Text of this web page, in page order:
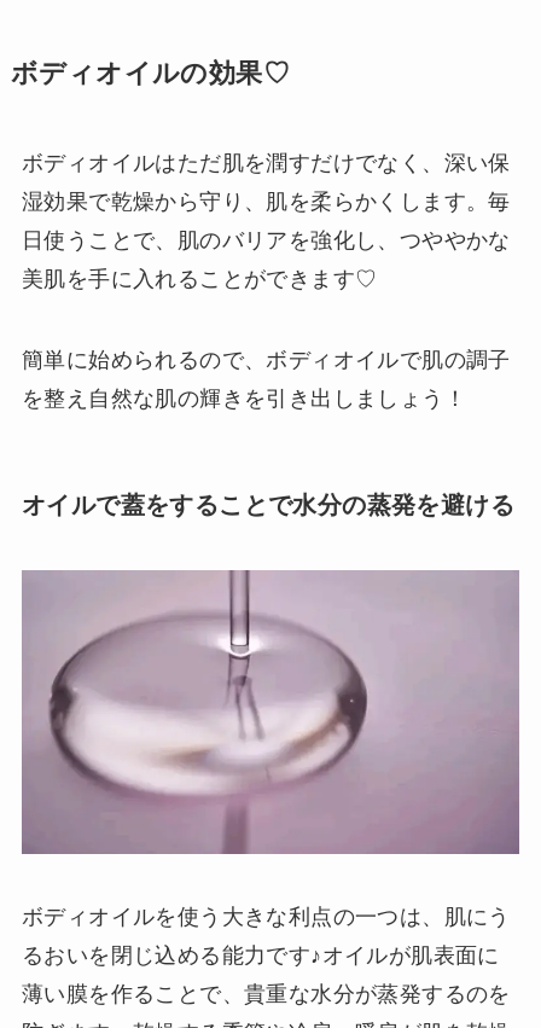
ボディオイルの効果♡
ボディオイルはただ肌を潤すだけでなく、深い保
湿効果で乾燥から守り、肌を柔らかくします。毎
日使うことで、肌のバリアを強化し、つややかな
美肌を手に入れることができます♡
簡単に始められるので、ボディオイルで肌の調子
を整え自然な肌の輝きを引き出しましょう！
オイルで蓋をすることで水分の蒸発を避ける
ボディオイルを使う大きな利点の一つは、肌にう
るおいを閉じ込める能力です♪オイルが肌表面に
薄い膜を作ることで、貴重な水分が蒸発するのを